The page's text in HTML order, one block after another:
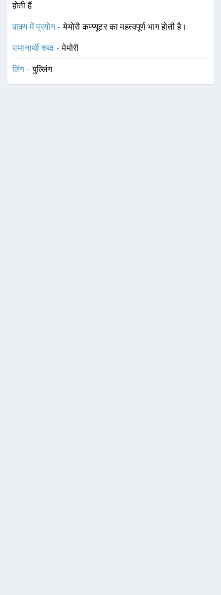
होती हैं
वाक्य में प्रयोग -मेमोरी कम्प्यूटर का महत्वपूर्ण भाग होती है।
समानार्थी शब्द -मेमोरी
लिंग -पुल्लिंग